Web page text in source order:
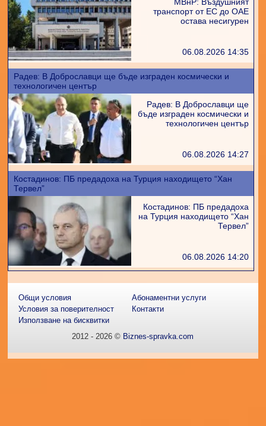
транспорт от ЕС до ОАЕ
остава несигурен
06.08.2026 14:35
Радев: В Доброславци ще бъде изграден космически и
технологичен център
Радев: В Доброславци ще
бъде изграден космически и
технологичен център
06.08.2026 14:27
Костадинов: ПБ предадоха на Турция находището “Хан
Тервел”
Костадинов: ПБ предадоха
на Турция находището “Хан
Тервел”
06.08.2026 14:20
Общи условия
Условия за поверителност
Използване на бисквитки
Абонаментни услуги
Контакти
2012 - 2026 © Biznes-spravka.com